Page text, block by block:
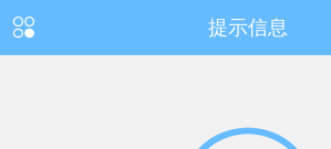
提示信息